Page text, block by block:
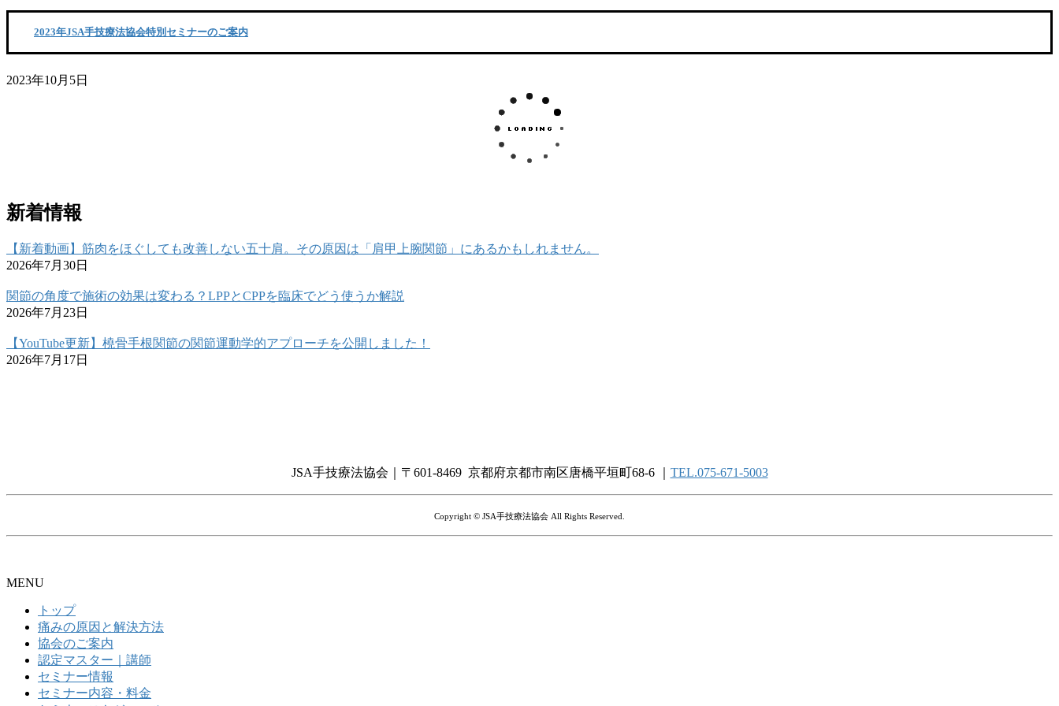
2023年JSA手技療法協会特別セミナーのご案内
2023年10月5日
新着情報
【新着動画】筋肉をほぐしても改善しない五十肩。その原因は「肩甲上腕関節」にあるかもしれません。
2026年7月30日
関節の角度で施術の効果は変わる？LPPとCPPを臨床でどう使うか解説
2026年7月23日
【YouTube更新】橈骨手根関節の関節運動学的アプローチを公開しました！
2026年7月17日
JSA手技療法協会｜〒601-8469 京都府京都市南区唐橋平垣町68-6 ｜ TEL.075-671-5003
Copyright © JSA手技療法協会 All Rights Reserved.
MENU
トップ
痛みの原因と解決方法
協会のご案内
認定マスター｜講師
セミナー情報
セミナー内容・料金